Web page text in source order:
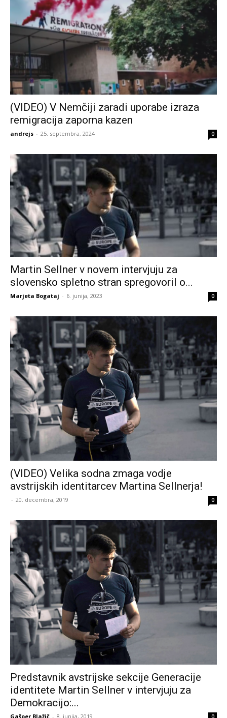
(VIDEO) V Nemčiji zaradi uporabe izraza
remigracija zaporna kazen
andrejs - 25. septembra, 2024 0
Martin Sellner v novem intervjuju za
slovensko spletno stran spregovoril o...
Marjeta Bogataj - 6. junija, 2023 0
(VIDEO) Velika sodna zmaga vodje
avstrijskih identitarcev Martina Sellnerja!
- 20. decembra, 2019 0
Predstavnik avstrijske sekcije Generacije
identitete Martin Sellner v intervjuju za
Demokracijo:...
Gašper Blažič - 8. junija, 2019 0